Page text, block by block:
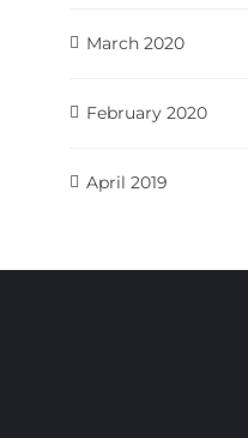
March 2020
February 2020
April 2019